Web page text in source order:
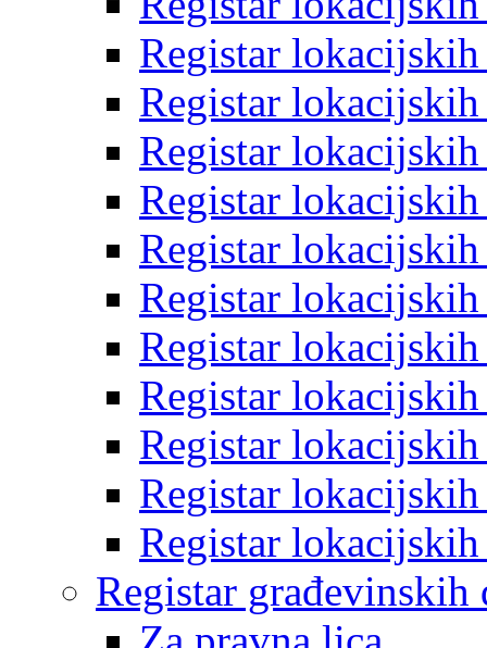
Registar
Registar
Registar
Registar
Registar
Registar
Registar
Registar
Registar
Registar
Registar
Registar građevinskih